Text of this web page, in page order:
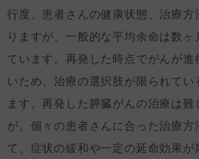
行度、患者さんの健康状態、治療方
りますが、一般的な平均余命は数ヶ
ています。再発した時点でがんが進
いため、治療の選択肢が限られてい
ます。再発した膵臓がんの治療は
が、個々の患者さんに合った治療方
て、症状の緩和や一定の延命効果が